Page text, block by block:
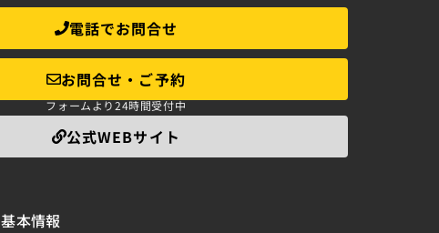
電話でお問合せ
お問合せ・ご予約
フォームより24時間受付中
公式WEBサイト
基本情報